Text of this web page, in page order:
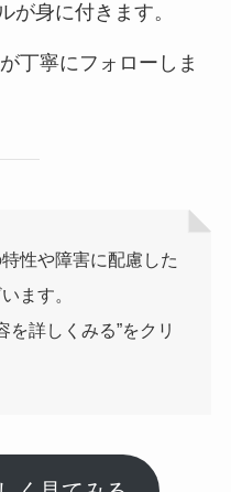
が身に付きます。
丁寧にフォローしま
性や障害に配慮した
ます。
を詳しくみる”をクリ